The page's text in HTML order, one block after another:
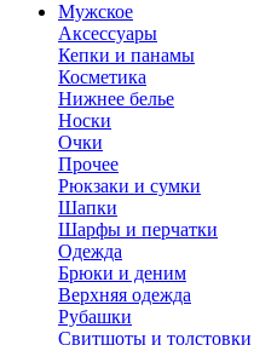
Мужское
Аксессуары
Кепки и панамы
Косметика
Нижнее белье
Носки
Очки
Прочее
Рюкзаки и сумки
Шапки
Шарфы и перчатки
Одежда
Брюки и деним
Верхняя одежда
Рубашки
Свитшоты и толстовки